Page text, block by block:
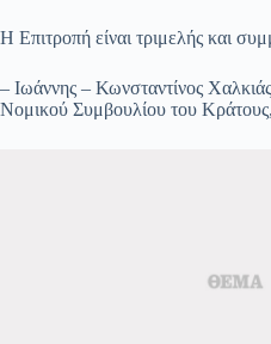
Η Επιτροπή είναι τριμελής και
– Ιωάννης – Κωνσταντίνος
Νομικού Συμβουλίου του